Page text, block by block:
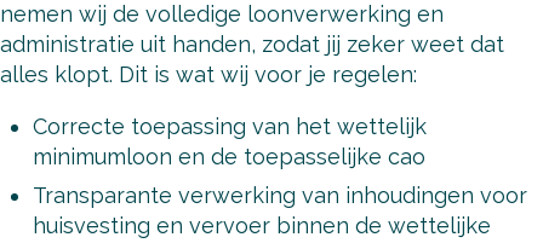
nemen wij de volledige loonverwerking en
administratie uit handen, zodat jij zeker weet dat
alles klopt. Dit is wat wij voor je regelen:
Correcte toepassing van het wettelijk
minimumloon en de toepasselijke cao
Transparante verwerking van inhoudingen voor
huisvesting en vervoer binnen de wettelijke